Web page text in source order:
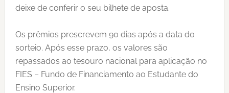
deixe de conferir o seu bilhete de aposta.
Os prêmios prescrevem 90 dias após a data do
sorteio. Após esse prazo, os valores são
repassados ao tesouro nacional para aplicação no
FIES – Fundo de Financiamento ao Estudante do
Ensino Superior.